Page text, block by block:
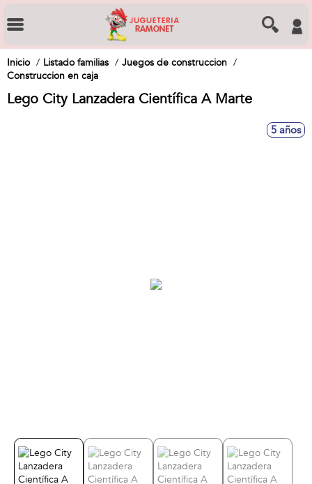
Inicio Listado familias
Juegos de construccion
Construccion en caja
Lego City Lanzadera Científica A Marte
5 años